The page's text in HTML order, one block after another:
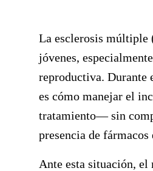
La esclerosis múltiple
jóvenes,
reproductiva. Durante
es cómo manejar el
tratamiento— sin
presencia de
Ante esta situación, el